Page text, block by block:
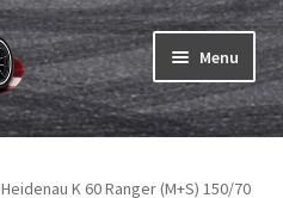
Menu
Expand
menu
Heidenau K 60 Ranger (M+S) 150/70